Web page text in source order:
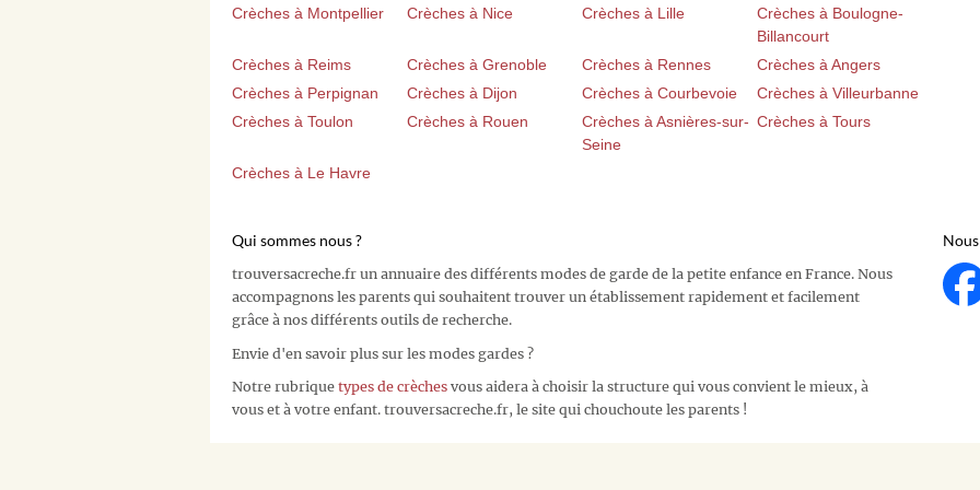
Crèches à Montpellier
Crèches à Nice Crèches à Lille
Crèches à Boulogne-
Billancourt
Crèches à Reims
Crèches à Grenoble Crèches à Rennes
Crèches à Angers
Crèches à Perpignan
Crèches à Dijon Crèches à Courbevoie
Crèches à Villeurbanne
Crèches à Toulon
Crèches à Rouen
Crèches à Asnières-sur-
Seine
Crèches à Tours
Crèches à Le Havre
Qui sommes nous ?
trouversacreche.fr un annuaire des différents modes de garde de la petite enfance en France. Nous
accompagnons les parents qui souhaitent trouver un établissement rapidement et facilement
grâce à nos différents outils de recherche.
Envie d'en savoir plus sur les modes gardes ?
Notre rubrique types de crèches vous aidera à choisir la structure qui vous convient le mieux, à
vous et à votre enfant. trouversacreche.fr, le site qui chouchoute les parents !